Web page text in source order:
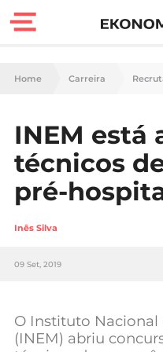
Finanças
Carreira
Casa
Lifestyle
Sociedade
Negócios
Home Carreira
INEM está
técnicos
pré-
Inês Silva
09 Set, 2019
O Instituto
(INEM) abriu